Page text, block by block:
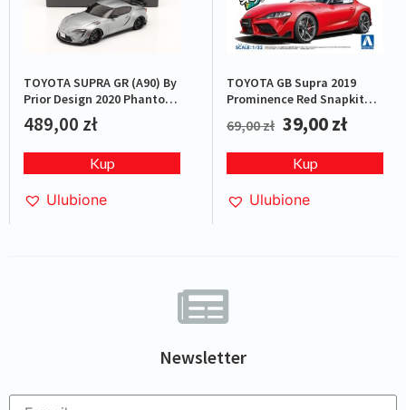
Newsletter
TOYOTA SUPRA GR (A90) By
Prior Design 2020 Phantom
Matt Grey L.E.1/999
489,00 zł
Kup
Ulubione
TOYOTA GB Supra 2019
Prominence Red Snapkit
69,00zł 39,00zł
Kup
Ulubione